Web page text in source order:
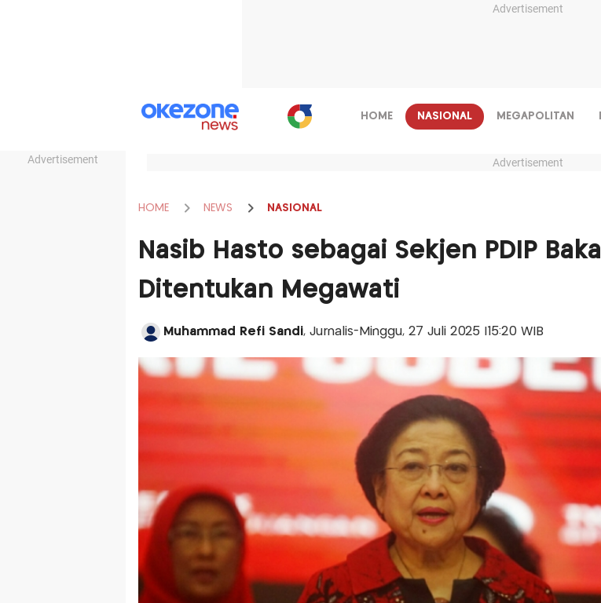
Advertisement
Advertisement
HOME NASIONAL MEGAPOLITAN
Advertisement
HOME NEWS NASIONAL
Nasib Hasto sebagai Sekjen PDIP Bakal
Ditentukan Megawati
Muhammad Refi Sandi, Jurnalis-Minggu, 27 Juli 2025 |15:20 WIB